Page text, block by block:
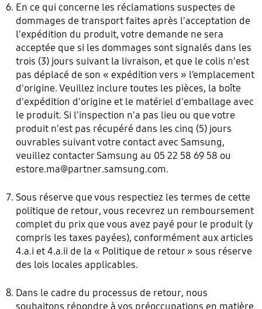
En ce qui concerne les réclamations suspectes de
dommages de transport faites après l'acceptation de
l'expédition du produit, votre demande ne sera
acceptée que si les dommages sont signalés dans les
trois (3) jours suivant la livraison, et que le colis n'est
pas déplacé de son « expédition vers » l’emplacement
d'origine. Veuillez inclure toutes les pièces, la boîte
d'expédition d'origine et le matériel d'emballage avec
le produit. Si l'inspection n'a pas lieu ou que votre
produit n'est pas récupéré dans les cinq (5) jours
ouvrables suivant votre contact avec Samsung,
veuillez contacter Samsung au 05 22 58 69 58 ou
estore.ma@partner.samsung.com.
Sous réserve que vous respectiez les termes de cette
politique de retour, vous recevrez un remboursement
complet du prix que vous avez payé pour le produit (y
compris les taxes payées), conformément aux articles
4.a.i et 4.a.ii de la « Politique de retour » sous réserve
des lois locales applicables.
Dans le cadre du processus de retour, nous
souhaitons répondre à vos préoccupations en matière